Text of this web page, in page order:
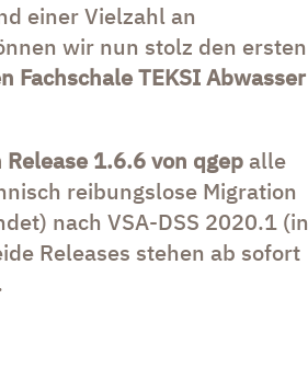
einer Vielzahl an
wir nun stolz den ersten
Fachschale TEKSI Abwasser
Release 1.6.6 von qgep alle
reibungslose Migration
nach VSA-DSS 2020.1 (in
Releases stehen ab sofort